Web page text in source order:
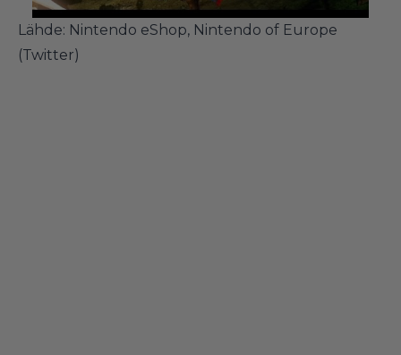
Lähde: Nintendo eShop, Nintendo of Europe
(Twitter)